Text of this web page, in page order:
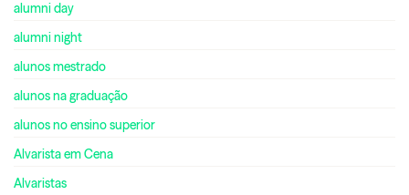
alumni day
alumni night
alunos mestrado
alunos na graduação
alunos no ensino superior
Alvarista em Cena
Alvaristas